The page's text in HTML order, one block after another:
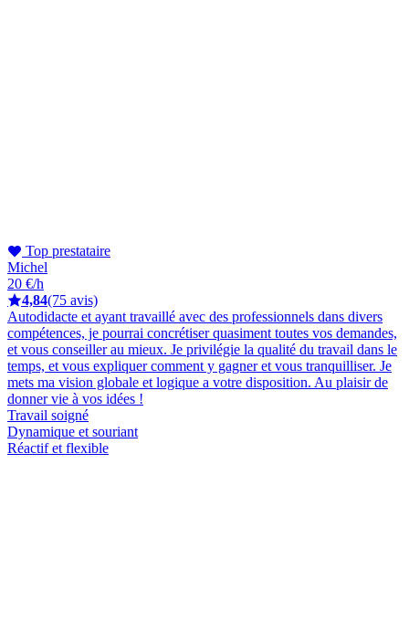
Top prestataire
Michel
20 €/h
4,84(75 avis)
Autodidacte et ayant travaillé avec des professionnels dans divers
compétences, je pourrai concrétiser quasiment toutes vos demandes,
et vous conseiller au mieux. Je privilégie la qualité du travail dans le
temps, et vous expliquer comment y gagner et vous tranquilliser. Je
mets ma vision globale et logique a votre disposition. Au plaisir de
donner vie à vos idées !
Travail soigné
Dynamique et souriant
Réactif et flexible